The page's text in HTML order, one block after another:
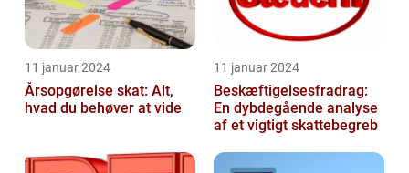
11 januar 2024
Årsopgørelse skat: Alt,
hvad du behøver at vide
11 januar 2024
Beskæftigelsesfradrag:
En dybdegående analyse
af et vigtigt skattebegreb